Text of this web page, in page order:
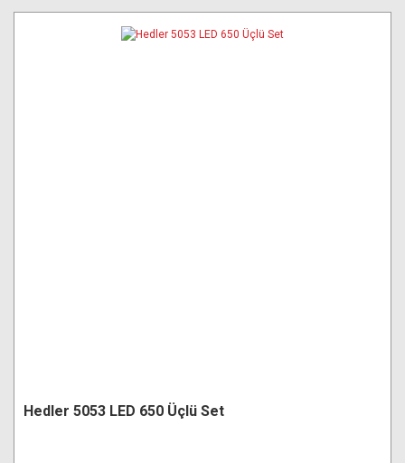
Hedler 5053 LED 650 Üçlü Set